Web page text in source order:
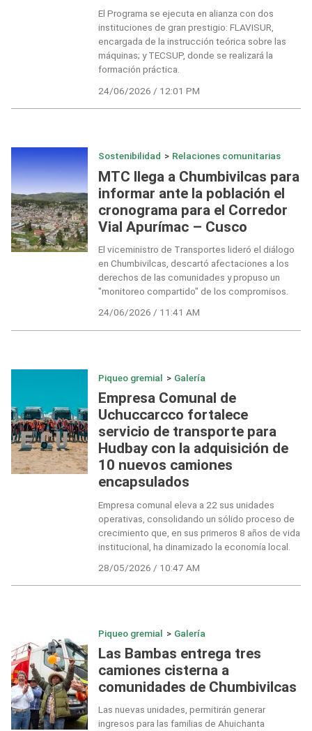
El Programa se ejecuta en alianza con dos
instituciones de gran prestigio: FLAVISUR,
encargada de la instrucción teórica sobre las
máquinas; y TECSUP, donde se realizará la
formación práctica.
24/06/2026 / 12:01 PM
Sostenibilidad > Relaciones comunitarias
MTC llega a Chumbivilcas para
informar ante la población el
cronograma para el Corredor
Vial Apurímac – Cusco
El viceministro de Transportes lideró el diálogo
en Chumbivilcas, descartó afectaciones a los
derechos de las comunidades y propuso un
"monitoreo compartido" de los compromisos.
24/06/2026 / 11:41 AM
Piqueo gremial > Galería
Empresa Comunal de
Uchuccarcco fortalece
servicio de transporte para
Hudbay con la adquisición de
10 nuevos camiones
encapsulados
Empresa comunal eleva a 22 sus unidades
operativas, consolidando un sólido proceso de
crecimiento que, en sus primeros 8 años de vida
institucional, ha dinamizado la economía local.
28/05/2026 / 10:47 AM
Piqueo gremial > Galería
Las Bambas entrega tres
camiones cisterna a
comunidades de Chumbivilcas
Las nuevas unidades, permitirán generar
ingresos para las familias de Ahuichanta